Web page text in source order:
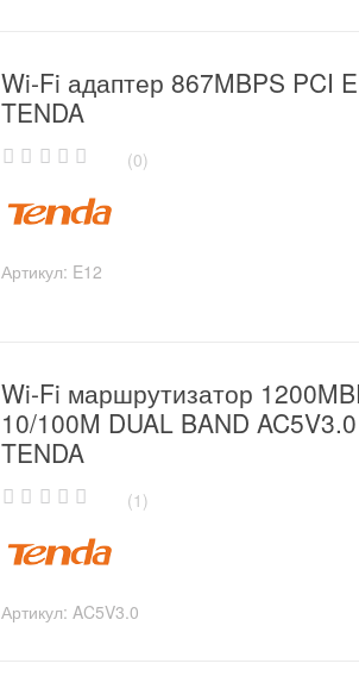
Wi-Fi адаптер 867MBPS PCI
TENDA
o
u
f
(0)
Артикул: E12
Wi-Fi маршрутизатор
10/100M DUAL BAND AC5V3.0
TENDA
o
u
f
(1)
Артикул: AC5V3.0